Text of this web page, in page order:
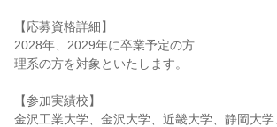
【応募資格詳細】
2028年、2029年に卒業予定の方
理系の方を対象といたします。
【参加実績校】
金沢工業大学、金沢大学、近畿大学、静岡大